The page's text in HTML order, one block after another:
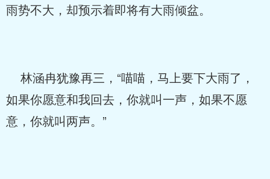
雨势不大，却预示着即将有大雨倾盆。
林涵冉犹豫再三，“喵喵，马上要下大雨了，
如果你愿意和我回去，你就叫一声，如果不愿
意，你就叫两声。”